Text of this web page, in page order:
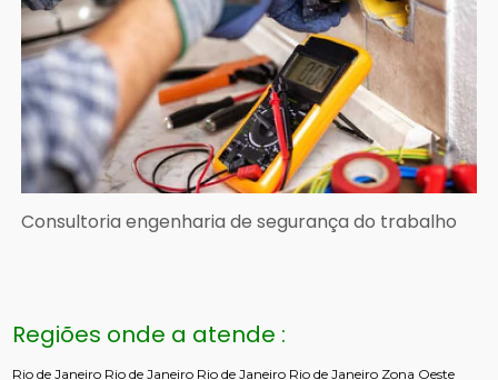
Consultoria engenharia de segurança do trabalho
Regiões onde a atende :
Rio de Janeiro Rio de Janeiro Rio de Janeiro Rio de Janeiro Zona Oeste